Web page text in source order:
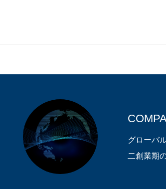
グローバ
二創業期